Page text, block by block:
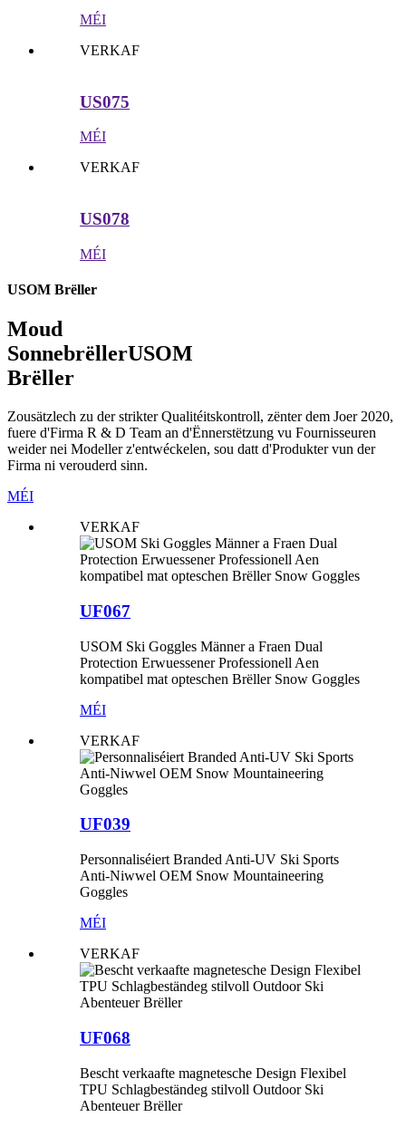
MÉI
VERKAF
US075
MÉI
VERKAF
US078
MÉI
USOM Brëller
Moud
SonnebrëllerUSOM
Brëller
Zousätzlech zu der strikter Qualitéitskontroll, zënter dem Joer 2020,
fuere d'Firma R & D Team an d'Ënnerstëtzung vu Fournisseuren
weider nei Modeller z'entwéckelen, sou datt d'Produkter vun der
Firma ni verouderd sinn.
MÉI
VERKAF
UF067
USOM Ski Goggles Männer a Fraen Dual
Protection Erwuessener Professionell Aen
kompatibel mat opteschen Brëller Snow Goggles
MÉI
VERKAF
UF039
Personnaliséiert Branded Anti-UV Ski Sports
Anti-Niwwel OEM Snow Mountaineering
Goggles
MÉI
VERKAF
UF068
Bescht verkaafte magnetesche Design Flexibel
TPU Schlagbeständeg stilvoll Outdoor Ski
Abenteuer Brëller